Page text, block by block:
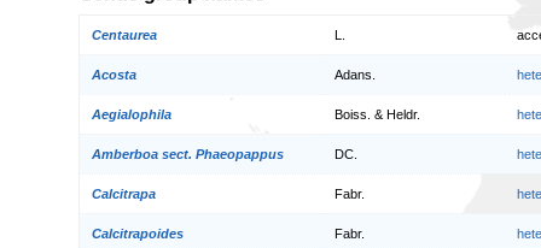
Centaurea
Acosta Adans.
Aegialophila Boiss. & Heldr.
Amberboa sect. Phaeopappus DC.
Calcitrapa Fabr.
Calcitrapoides Fabr.